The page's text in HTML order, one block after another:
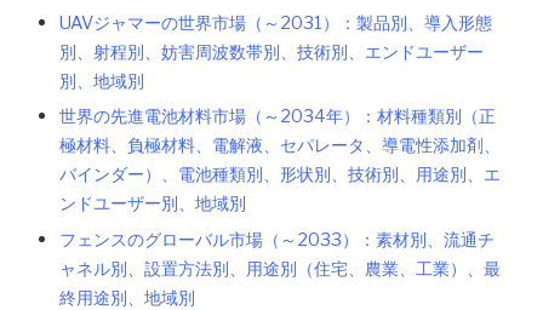
UAVジャマーの世界市場（～2031）：製品別、導入形態
別、射程別、妨害周波数帯別、技術別、エンドユーザー
別、地域別
世界の先進電池材料市場（～2034年）：材料種類別（正
極材料、負極材料、電解液、セパレータ、導電性添加剤、
バインダー）、電池種類別、形状別、技術別、用途別、エ
ンドユーザー別、地域別
フェンスのグローバル市場（～2033）：素材別、流通チ
ャネル別、設置方法別、用途別（住宅、農業、工業）、最
終用途別、地域別